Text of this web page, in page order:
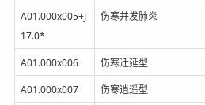
A01.000x005+J
17.0*
伤寒并发肺炎
A01.000x006
伤寒迁延型
A01.000x007
伤寒逍遥型